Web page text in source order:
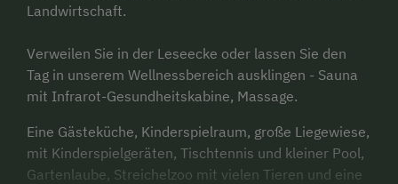
Landwirtschaft.
Verweilen Sie in der Leseecke oder lassen Sie den
Tag in unserem Wellnessbereich ausklingen - Sauna
mit Infrarot-Gesundheitskabine, Massage.
Eine Gästeküche, Kinderspielraum, große Liegewiese,
mit Kinderspielgeräten, Tischtennis und kleiner Pool,
Gartenlaube, Streichelzoo mit vielen Tieren und eine